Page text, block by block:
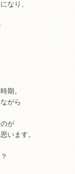
なり、
期。
がら
が
います。